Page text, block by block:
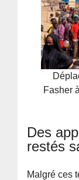
Fasher
Des
restés
Malgré ces